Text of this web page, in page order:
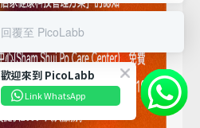
BUY NOW
歡迎來到 PicoLabb
Link WhatsApp
回覆至 PicoLabb